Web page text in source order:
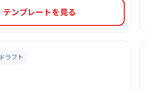
テンプレートを見る
ドラフト